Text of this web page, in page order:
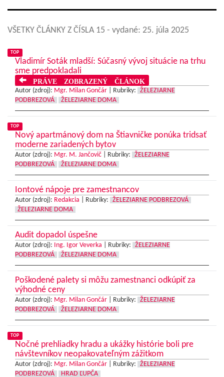
VŠETKY ČLÁNKY Z ČÍSLA 15 - vydané: 25. júla 2025
TOP
Vladimír Soták mladší: Súčasný vývoj situácie na trhu
sme predpokladali
PRÁVE ZOBRAZENÝ ČLÁNOK
Autor (zdroj): Mgr. Milan Gončár Rubriky:
ŽELEZIARNE
PODBREZOVÁ
ŽELEZIARNE DOMA
TOP
Nový apartmánový dom na Štiavničke ponúka tridsať
moderne zariadených bytov
Autor (zdroj): Mgr. M. Jančovič Rubriky:
ŽELEZIARNE
PODBREZOVÁ
ŽELEZIARNE DOMA
Iontové nápoje pre zamestnancov
Autor (zdroj): Redakcia Rubriky:
ŽELEZIARNE PODBREZOVÁ
ŽELEZIARNE DOMA
Audit dopadol úspešne
Autor (zdroj): Ing. Igor Veverka Rubriky:
ŽELEZIARNE
PODBREZOVÁ
ŽELEZIARNE DOMA
Poškodené palety si môžu zamestnanci odkúpiť za
výhodné ceny
Autor (zdroj): Mgr. Milan Gončár Rubriky:
ŽELEZIARNE
PODBREZOVÁ
ŽELEZIARNE DOMA
TOP
Nočné prehliadky hradu a ukážky histórie boli pre
návštevníkov neopakovateľným zážitkom
Autor (zdroj): Mgr. Milan Gončár Rubriky:
ŽELEZIARNE
PODBREZOVÁ
HRAD ĽUPČA